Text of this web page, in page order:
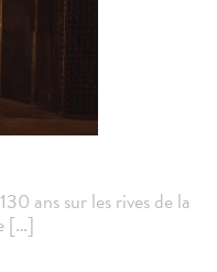
ans sur les rives de la
[…]